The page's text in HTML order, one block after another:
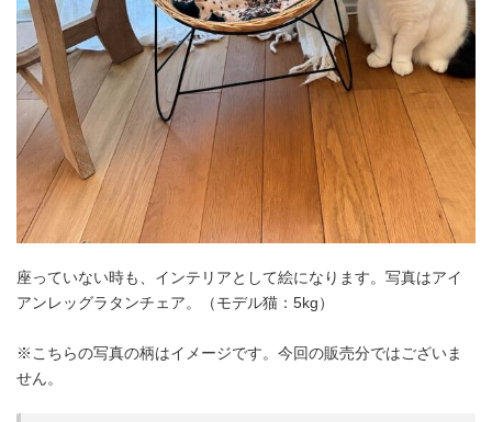
座っていない時も、インテリアとして絵になります。写真はアイ
アンレッグラタンチェア。（モデル猫：5kg）
※こちらの写真の柄はイメージです。今回の販売分ではございま
せん。